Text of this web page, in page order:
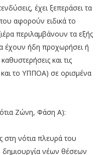
έχει ξεπεράσει τα
αφορούν ειδικά το
περιλαμβάνουν τα εξής
έχουν ήδη προχωρήσει ή
και τις
το ΥΠΠΟΑ) σε ορισμένα
Ζώνη, Φάση Α):
στη νότια πλευρά του
δημιουργία νέων θέσεων